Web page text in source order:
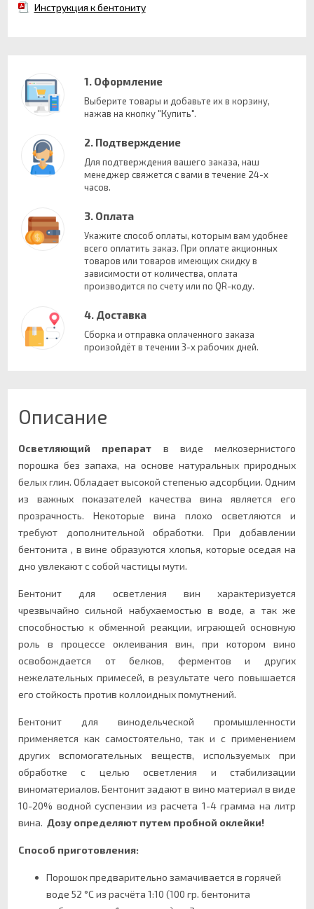
Инструкция к бентониту
1. Оформление
Выберите товары и добавьте их в корзину,
нажав на кнопку "Купить".
2. Подтверждение
Для подтверждения вашего заказа, наш
менеджер свяжется с вами в течение 24-х
часов.
3. Оплата
Укажите способ оплаты, которым вам удобнее
всего оплатить заказ. При оплате акционных
товаров или товаров имеющих скидку в
зависимости от количества, оплата
производится по счету или по QR-коду.
4. Доставка
Сборка и отправка оплаченного заказа
произойдёт в течении 3-х рабочих дней.
Описание
Осветляющий препарат в виде мелкозернистого
порошка без запаха, на основе натуральных природных
белых глин. Обладает высокой степенью адсорбции. Одним
из важных показателей качества вина является его
прозрачность. Некоторые вина плохо осветляются и
требуют дополнительной обработки. При добавлении
бентонита , в вине образуются хлопья, которые оседая на
дно увлекают с собой частицы мути.
Бентонит для осветления вин характеризуется
чрезвычайно сильной набухаемостью в воде, а так же
способностью к обменной реакции, играющей основную
роль в процессе оклеивания вин, при котором вино
освобождается от белков, ферментов и других
нежелательных примесей, в результате чего повышается
его стойкость против коллоидных помутнений.
Бентонит для винодельческой промышленности
применяется как самостоятельно, так и с применением
других вспомогательных веществ, используемых при
обработке с целью осветления и стабилизации
виноматериалов. Бентонит задают в вино материал в виде
10-20% водной суспензии из расчета 1-4 грамма на литр
вина. Дозу определяют путем пробной оклейки!
Способ приготовления:
Порошок предварительно замачивается в горячей
воде 52 °С из расчёта 1:10 (100 гр. бентонита